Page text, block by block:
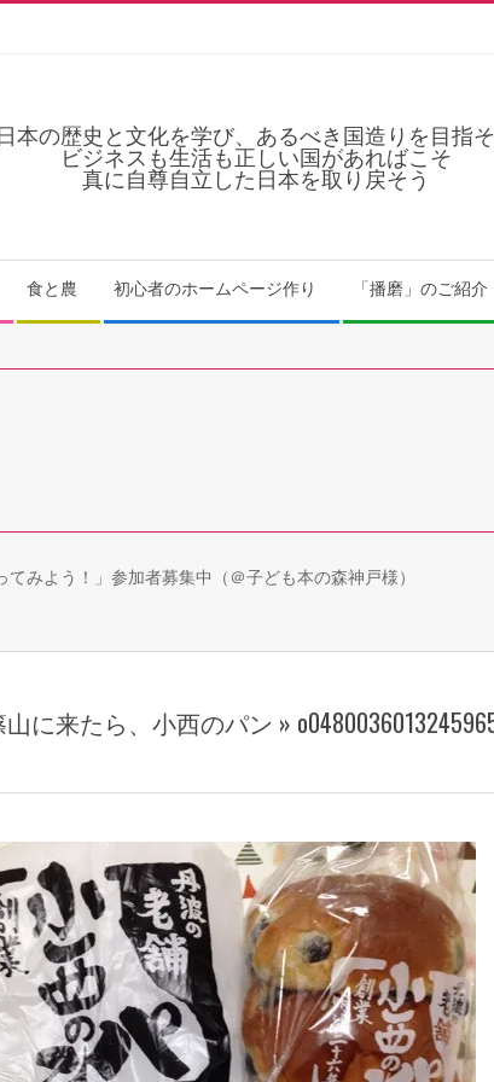
本の歴史と文化を学び、あるべき国造りを目指
ビジネスも生活も正しい国があればこそ
真に自尊自立した日本を取り戻そう
食と農 初心者のホームページ作り 「播磨」のご紹介
よう！」参加者募集中（＠子ども本の森神戸様）
山に来たら、小西のパン »